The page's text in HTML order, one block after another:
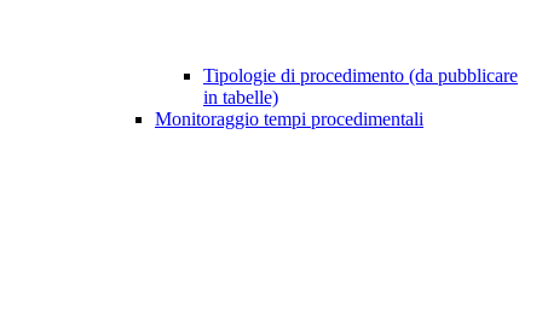
Tipologie di procedimento (da pubblicare
in tabelle)
Monitoraggio tempi procedimentali